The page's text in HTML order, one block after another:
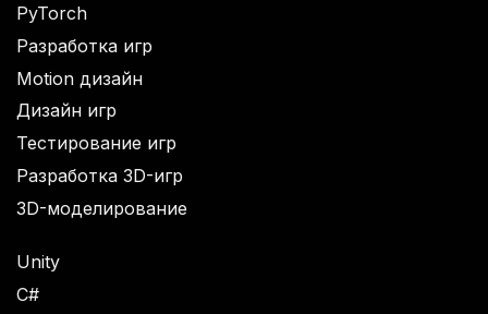
PyTorch
Разработка игр
Motion дизайн
Дизайн игр
Тестирование игр
Разработка 3D-игр
3D-моделирование
Unity
C#